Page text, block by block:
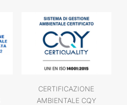
CERTIFICAZIONE
AMBIENTALE CQY